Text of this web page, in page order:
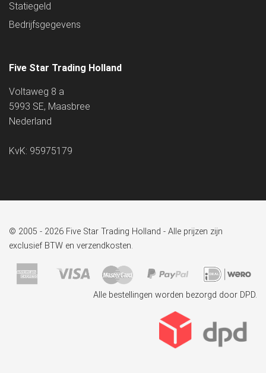
Statiegeld
Bedrijfsgegevens
Five Star Trading Holland
Voltaweg 8 a
5993 SE, Maasbree
Nederland
KvK: 95975179
© 2005 - 2026 Five Star Trading Holland - Alle prijzen zijn
exclusief BTW en verzendkosten.
Alle bestellingen worden bezorgd door DPD.